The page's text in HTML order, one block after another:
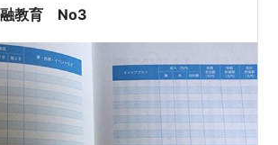
3057円。こちら最新の2017年のデー
融教育 No3